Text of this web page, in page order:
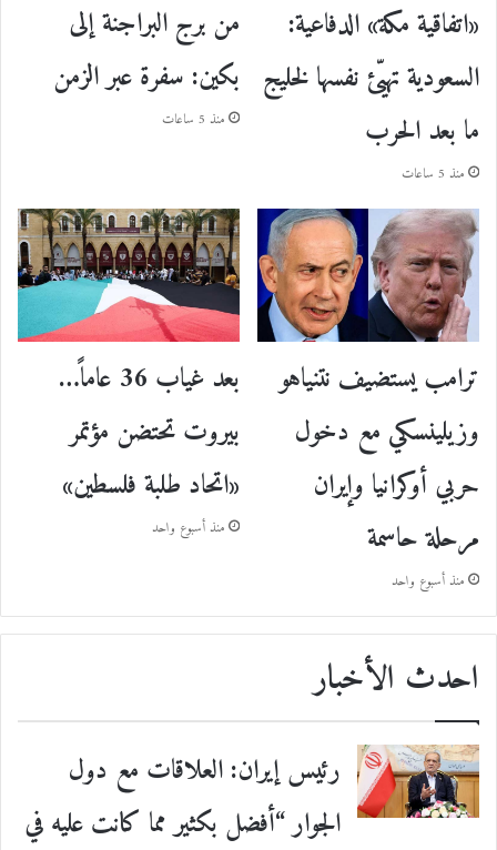
«اتفاقية مكة» الدفاعية:
السعودية تهيّئ نفسها لخليج
ما بعد الحرب
منذ 5 ساعات
من برج البراجنة إلى
بكين: سفرة عبر الزمن
منذ 5 ساعات
ترامب يستضيف نتنياهو
وزيلينسكي مع دخول
حربي أوكرانيا وإيران
مرحلة حاسمة
منذ أسبوع واحد
بعد غياب 36 عاماً…
بيروت تحتضن مؤتمر
«اتحاد طلبة فلسطين»
منذ أسبوع واحد
احدث الأخبار
رئيس إيران: العلاقات مع دول
الجوار “أفضل بكثير مما كانت عليه في